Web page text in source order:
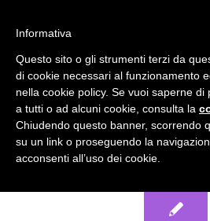
Il Blog del Garden
accetta l'uso dei cookies previsto
Fai clic per abilitare/
Google Analytics.
OK Privacy e
Informativa
Questo sito o gli strumenti terzi da
di cookie necessari al funzionamento
nella cookie policy. Se vuoi saperne
a tutti o ad alcuni cookie, consulta la
Chiudendo questo banner, scorrendo
su un link o proseguendo la
acconsenti all’uso dei cookie.